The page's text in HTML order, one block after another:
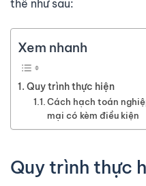
thể như sau:
Xem nhanh
Quy trình thực hiện
Cách hạch toán
mại có kèm điều kiện
Quy trình thực